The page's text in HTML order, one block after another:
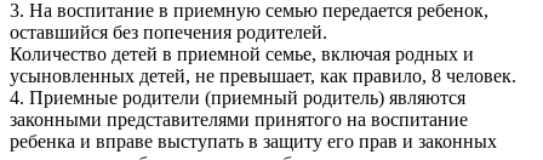
3. На воспитание в приемную семью передается ребенок,
оставшийся без попечения родителей.
Количество детей в приемной семье, включая родных и
усыновленных детей, не превышает, как правило, 8 человек.
4. Приемные родители (приемный родитель) являются
законными представителями принятого на воспитание
ребенка и вправе выступать в защиту его прав и законных